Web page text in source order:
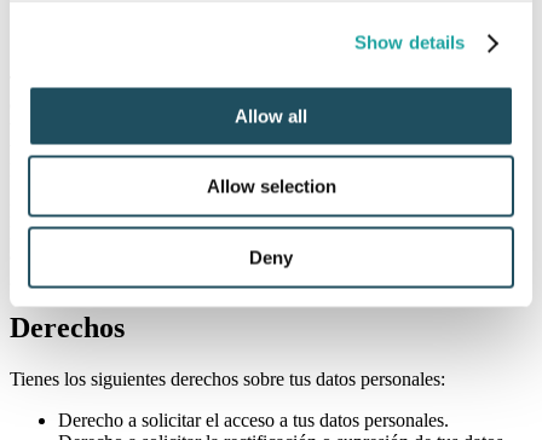
Show details
Allow all
Allow selection
Deny
Te informamos de que tus datos podrán ser comunicados a
encargados del tratamiento, como determinados proveedores
tecnológicos, algunos de los cuales pueden contar con centros de
tratamiento y/o soporte ubicados fuera del Espacio Económico
Entre ellos se encuentra Google, con servidores en la Unión
Europea y adherido, cuando corresponda, a los mecanismos legales
aplicables para transferencias internacionales de datos, para la
Derechos
Tienes los siguientes derechos sobre tus datos personales:
Derecho a solicitar el acceso a tus datos personales.